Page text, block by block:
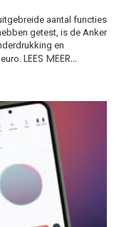
aantal functies
getest, is de Anker
en
LEES MEER…